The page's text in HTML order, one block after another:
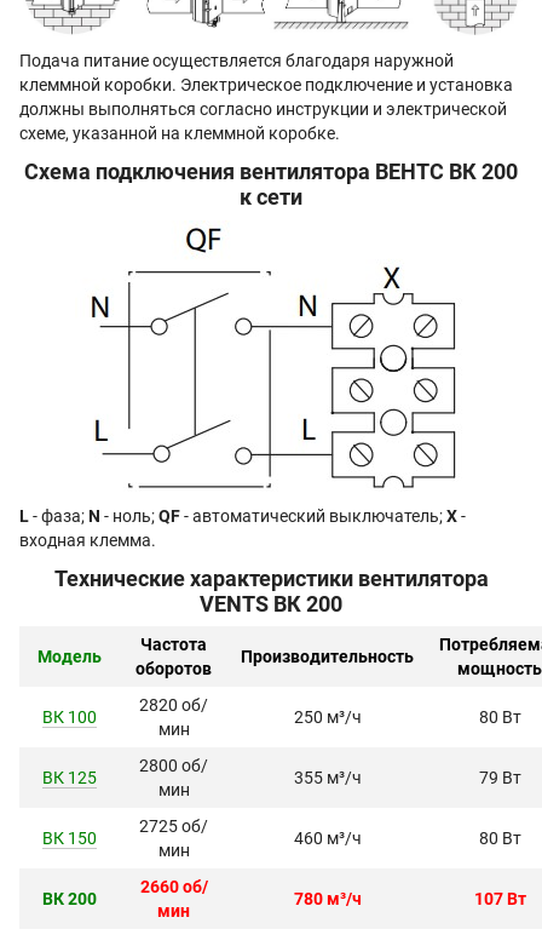
Подача питание осуществляется благодаря наружной
клеммной коробки. Электрическое подключение и установка
должны выполняться согласно инструкции и электрической
схеме, указанной на клеммной коробке.
Схема подключения вентилятора ВЕНТС ВК 200
к сети
L- фаза;N - ноль;QF- автоматический выключатель;X-
входная клемма.
Технические характеристики вентилятора
VENTS ВК 200
Модель
Частота
оборотов
Производительность
мощность
ВК 100
2820 об/
мин
250 м³/ч 80 Вт
ВК 125
2800 об/
мин
355 м³/ч 79 Вт
ВК 150
2725 об/
мин
460 м³/ч 80 Вт
ВК 200
2660 об/
мин
780 м³/ч 107 Вт